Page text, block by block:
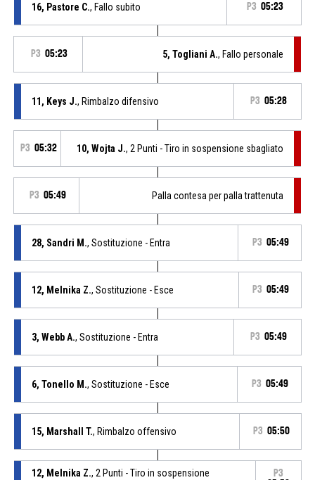
16, Pastore C., Fallo subito P3 05:23
P3 05:23 5, Togliani A., Fallo personale
11, Keys J., Rimbalzo difensivo P3 05:28
P3 05:32 10, Wojta J., 2 Punti - Tiro in sospensione sbagliato
P3 05:49 Palla contesa per palla trattenuta
28, Sandri M., Sostituzione - Entra P3 05:49
12, Melnika Z., Sostituzione - Esce P3 05:49
3, Webb A., Sostituzione - Entra P3 05:49
6, Tonello M., Sostituzione - Esce P3 05:49
15, Marshall T., Rimbalzo offensivo P3 05:50
12, Melnika Z., 2 Punti - Tiro in sospensione
P3